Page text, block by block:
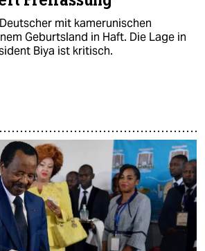
mit kamerunischen
Geburtsland in Haft. Die Lage in
Biya ist kritisch.